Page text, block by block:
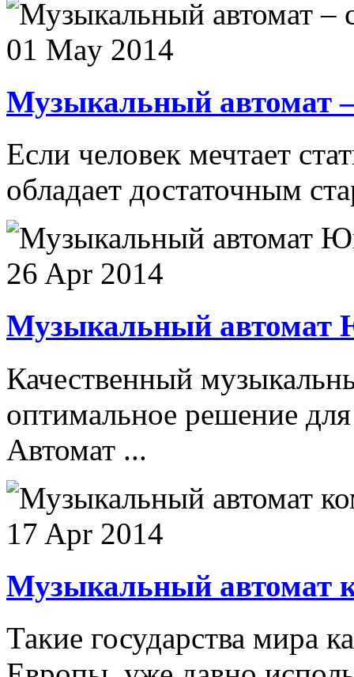
01 May 2014
Музыкальный автомат –
Если человек мечтает
обладает достаточным
26 Apr 2014
Музыкальный автомат
Качественный
оптимальное решение для
Автомат ...
17 Apr 2014
Музыкальный автомат
Такие государства мира